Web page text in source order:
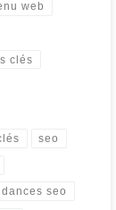
web
clés
seo
seo